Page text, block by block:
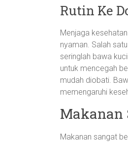
Rutin Ke
Menjaga
nyaman. Salah
seringlah bawa
untuk mencegah
mudah diobati.
memengaruhi
Makanan
Makanan sangat